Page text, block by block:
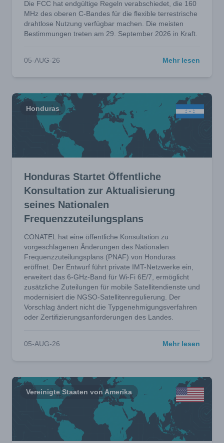
Die FCC hat endgültige Regeln verabschiedet, die 160
MHz des oberen C-Bandes für die flexible terrestrische
drahtlose Nutzung verfügbar machen. Die meisten
Bestimmungen treten am 29. September 2026 in Kraft.
05-AUG-26 Mehr lesen
Honduras
Honduras Startet Öffentliche
Konsultation zur Aktualisierung
seines Nationalen
Frequenzzuteilungsplans
CONATEL hat eine öffentliche Konsultation zu
vorgeschlagenen Änderungen des Nationalen
Frequenzzuteilungsplans (PNAF) von Honduras
eröffnet. Der Entwurf führt private IMT-Netzwerke ein,
erweitert das 6-GHz-Band für Wi-Fi 6E/7, ermöglicht
zusätzliche Zuteilungen für mobile Satellitendienste und
modernisiert die NGSO-Satellitenregulierung. Der
Vorschlag ändert nicht die Typgenehmigungsverfahren
oder Zertifizierungsanforderungen des Landes.
05-AUG-26 Mehr lesen
Vereinigte Staaten von Amerika